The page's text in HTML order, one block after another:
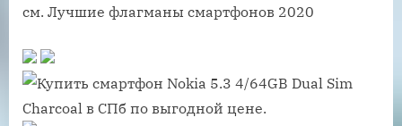
см. Лучшие флагманы смартфонов 2020